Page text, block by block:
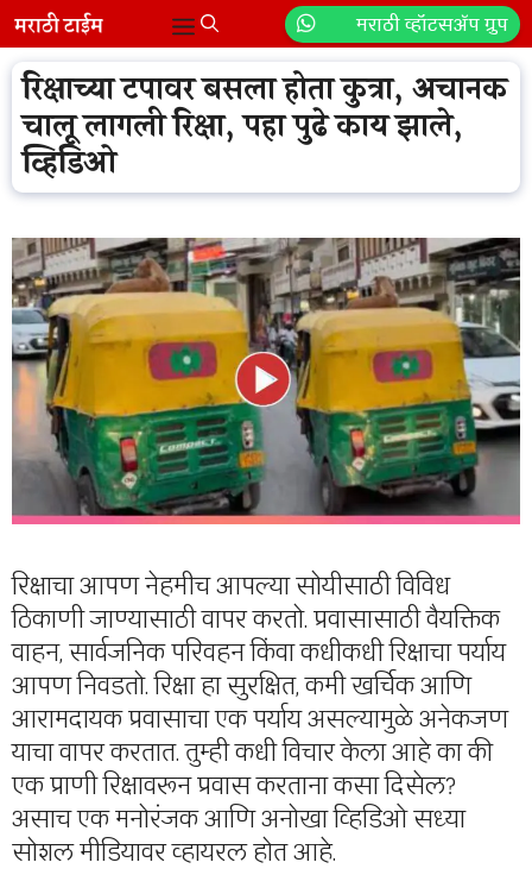
Skip
to
content
मराठी व्हॉटसॲप ग्रुप
Menu
रिक्षाच्या टपावर बसला होता कुत्रा, अचानक
चालू लागली रिक्षा, पहा पुढे काय झाले,
व्हिडिओ
रिक्षाचा आपण नेहमीच आपल्या सोयीसाठी विविध
ठिकाणी जाण्यासाठी वापर करतो. प्रवासासाठी वैयक्तिक
वाहन, सार्वजनिक परिवहन किंवा कधीकधी रिक्षाचा पर्याय
आपण निवडतो. रिक्षा हा सुरक्षित, कमी खर्चिक आणि
आरामदायक प्रवासाचा एक पर्याय असल्यामुळे अनेकजण
याचा वापर करतात. तुम्ही कधी विचार केला आहे का की
एक प्राणी रिक्षावरून प्रवास करताना कसा दिसेल?
असाच एक मनोरंजक आणि अनोखा व्हिडिओ सध्या
सोशल मीडियावर व्हायरल होत आहे.